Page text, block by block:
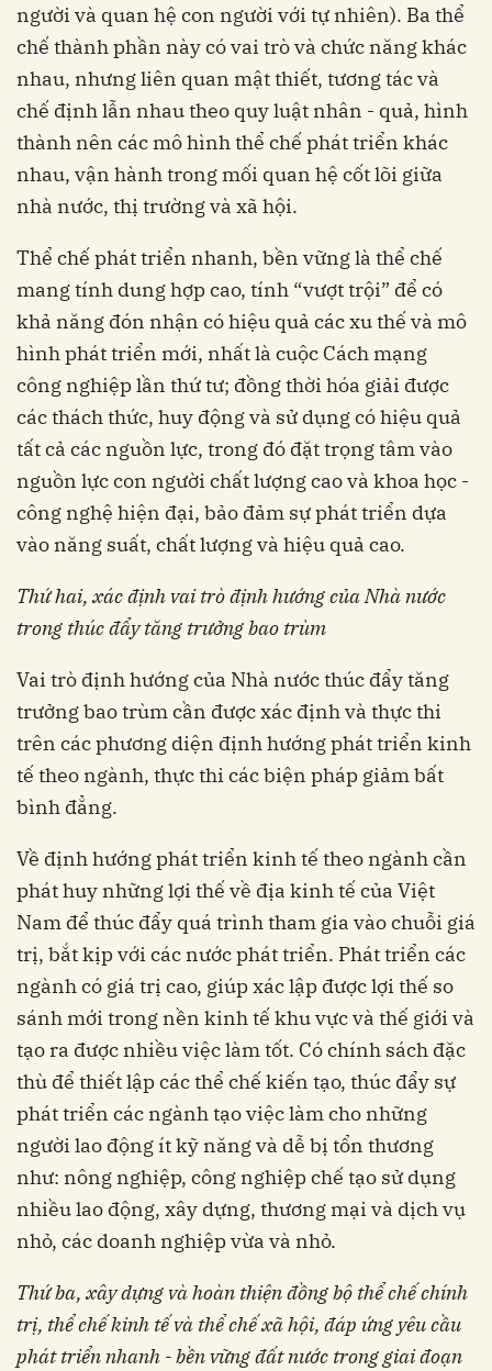
người và quan hệ con người với tự nhiên). Ba thể
chế thành phần này có vai trò và chức năng khác
nhau, nhưng liên quan mật thiết, tương tác và
chế định lẫn nhau theo quy luật nhân - quả, hình
thành nên các mô hình thể chế phát triển khác
nhau, vận hành trong mối quan hệ cốt lõi giữa
nhà nước, thị trường và xã hội.
Thể chế phát triển nhanh, bền vững là thể chế
mang tính dung hợp cao, tính “vượt trội” để có
khả năng đón nhận có hiệu quả các xu thế và mô
hình phát triển mới, nhất là cuộc Cách mạng
công nghiệp lần thứ tư; đồng thời hóa giải được
các thách thức, huy động và sử dụng có hiệu quả
tất cả các nguồn lực, trong đó đặt trọng tâm vào
nguồn lực con người chất lượng cao và khoa học -
công nghệ hiện đại, bảo đảm sự phát triển dựa
vào năng suất, chất lượng và hiệu quả cao.
Thứ hai, xác định vai trò định hướng của Nhà nước
trong thúc đẩy tăng trưởng bao trùm
Vai trò định hướng của Nhà nước thúc đẩy tăng
trưởng bao trùm cần được xác định và thực thi
trên các phương diện định hướng phát triển kinh
tế theo ngành, thực thi các biện pháp giảm bất
bình đẳng.
Về định hướng phát triển kinh tế theo ngành cần
phát huy những lợi thế về địa kinh tế của Việt
Nam để thúc đẩy quá trình tham gia vào chuỗi giá
trị, bắt kịp với các nước phát triển. Phát triển các
ngành có giá trị cao, giúp xác lập được lợi thế so
sánh mới trong nền kinh tế khu vực và thế giới và
tạo ra được nhiều việc làm tốt. Có chính sách đặc
thù để thiết lập các thể chế kiến tạo, thúc đẩy sự
phát triển các ngành tạo việc làm cho những
người lao động ít kỹ năng và dễ bị tổn thương
như: nông nghiệp, công nghiệp chế tạo sử dụng
nhiều lao động, xây dựng, thương mại và dịch vụ
nhỏ, các doanh nghiệp vừa và nhỏ.
Thứ ba, xây dựng và hoàn thiện đồng bộ thể chế chính
trị, thể chế kinh tế và thể chế xã hội, đáp ứng yêu cầu
phát triển nhanh - bền vững đất nước trong giai đoạn